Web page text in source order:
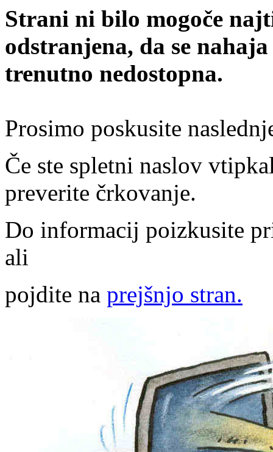
Strani ni bilo mogoče
odstranjena, da se
trenutno nedostopna.
Prosimo poskusite
Če ste spletni naslov
preverite črkovanje.
Do informacij poizkusite
ali
pojdite na prejšnjo stran.